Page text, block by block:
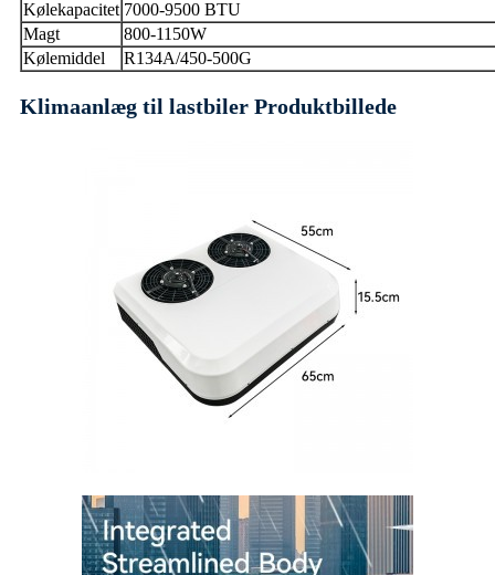
Kølekapacitet 7000-9500 BTU
Magt
800-1150W
Kølemiddel
R134A/450-500G
Klimaanlæg til lastbiler Produktbillede